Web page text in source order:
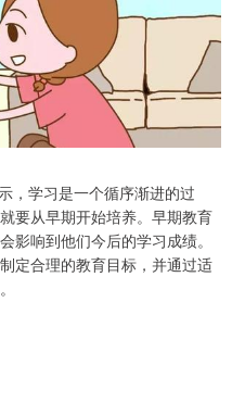
，学习是一个循序渐进的过
要从早期开始培养。早期教育
影响到他们今后的学习成绩。
定合理的教育目标，并通过适